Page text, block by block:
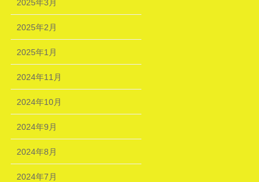
2025年3月
2025年2月
2025年1月
2024年11月
2024年10月
2024年9月
2024年8月
2024年7月